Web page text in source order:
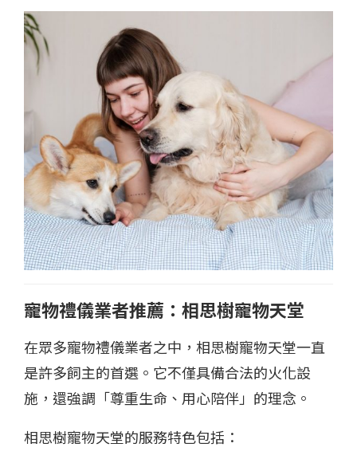
寵物禮儀業者推薦：相思樹寵物天堂
在眾多寵物禮儀業者之中，相思樹寵物天堂一直
是許多飼主的首選。它不僅具備合法的火化設
施，還強調「尊重生命、用心陪伴」的理念。
相思樹寵物天堂的服務特色包括：